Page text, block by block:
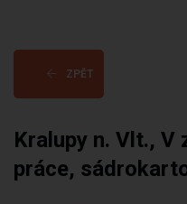
ZPĚT
Kralupy n. Vlt.,
práce,